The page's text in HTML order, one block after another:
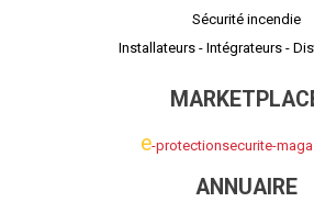
Sécurité incendie
Installateurs - Intégrateurs -
e-protectionsecurite-
ANNUAIRE